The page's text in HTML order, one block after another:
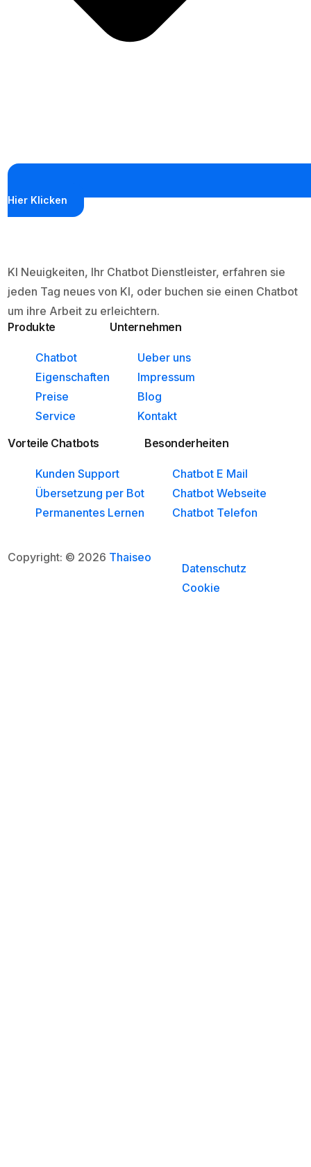
Hier Klicken
KI Neuigkeiten, Ihr Chatbot Dienstleister, erfahren sie
jeden Tag neues von KI, oder buchen sie einen Chatbot
um ihre Arbeit zu erleichtern.
Produkte
Chatbot
Eigenschaften
Preise
Service
Unternehmen
Ueber uns
Impressum
Blog
Kontakt
Vorteile Chatbots
Kunden Support
Übersetzung per Bot
Permanentes Lernen
Besonderheiten
Chatbot E Mail
Chatbot Webseite
Chatbot Telefon
Copyright: © 2026 Thaiseo
Datenschutz
Cookie